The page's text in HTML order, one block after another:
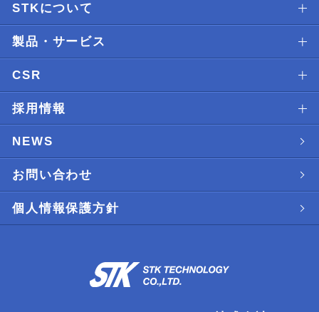
STKについて
製品・サービス
CSR
採用情報
NEWS
お問い合わせ
個人情報保護方針